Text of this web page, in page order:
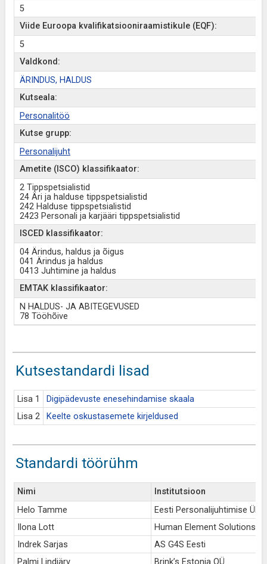
5
Viide Euroopa kvalifikatsiooniraamistikule (EQF):
5
Valdkond:
ÄRINDUS, HALDUS
Kutseala:
Personalitöö
Kutse grupp:
Personalijuht
Ametite (ISCO) klassifikaator:
2 Tippspetsialistid
24 Äri ja halduse tippspetsialistid
242 Halduse tippspetsialistid
2423 Personali ja karjääri tippspetsialistid
ISCED klassifikaator:
04 Ärindus, haldus ja õigus
041 Ärindus ja haldus
0413 Juhtimine ja haldus
EMTAK klassifikaator:
N HALDUS- JA ABITEGEVUSED
78 Tööhõive
Kutsestandardi lisad
Lisa 1
Digipädevuste enesehindamise skaala
Lisa 2
Keelte oskustasemete kirjeldused
Standardi töörühm
Nimi
Institutsioon
Helo Tamme
Eesti Personalijuhtimise
Ilona Lott
Human Element Solutions
Indrek Sarjas
AS G4S Eesti
Palmi Lindjärv
Brink’s Estonia OÜ